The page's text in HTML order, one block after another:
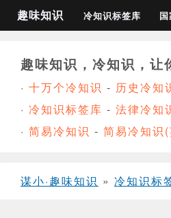
趣味知识 冷知识标签库
趣味知识，冷知识，让
· 十万个冷知识 - 历史冷知
· 冷知识标签库 - 法律冷知
· 简易冷知识 - 简易冷知识
谋小·趣味知识 » 冷知识标